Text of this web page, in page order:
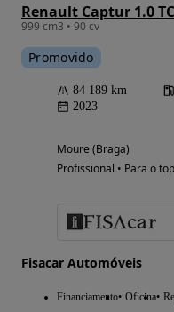
Renault Captur 1.0
999 cm3 • 90 cv
Promovido
84 189 km
2023
Moure (Braga)
Profissional • Para o
Fisacar Automóveis
Financiamento Oficina